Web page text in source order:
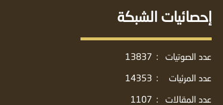
إحصائيات الشبكة
عدد الصوتيات :
13837
عدد المرئيات
:
14353
عدد المقالات
:
1107